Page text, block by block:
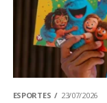
ESPORTES 23/07/2026